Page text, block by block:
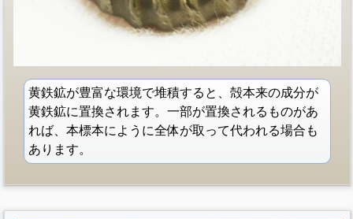
黄鉄鉱が豊富な環境で堆積すると、殻本来の成分が
黄鉄鉱に置換されます。一部が置換されるものがあ
れば、本標本にように全体が取って代われる場合も
あります。